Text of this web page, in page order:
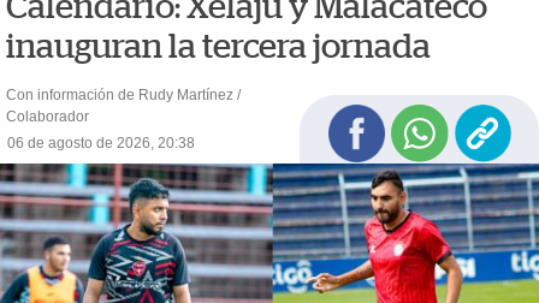
inauguran la tercera jornada
Con información de Rudy Martínez /
Colaborador
06 de agosto de 2026, 20:38